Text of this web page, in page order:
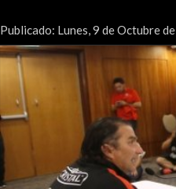
Publicado: Lunes, 9 de Octubre